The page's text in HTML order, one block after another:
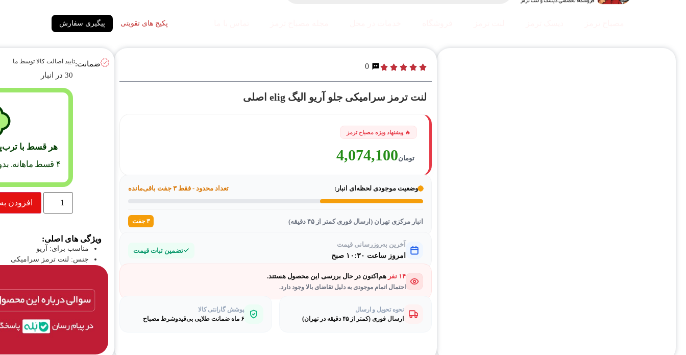
پکیج های تقویتی پیگیری سفارش
0
لنت ترمز سرامیکی جلو آریو الیگ elig اصلی
تومان4,074,100
وضعیت موجودی لحظه‌ای انبار: تعداد محدود - فقط ۳ جفت باقی‌مانده
انبار مرکزی تهران (ارسال فوری کمتر از ۴۵ دقیقه) ۳ جفت
آخرین به‌روزرسانی قیمت
امروز ساعت ۱۰:۳۰ صبح
تضمین ثبات قیمت
۱۴ نفر هم‌اکنون در حال بررسی این محصول هستند.
احتمال اتمام موجودی به دلیل تقاضای بالا وجود دارد.
نحوه تحویل و ارسال
ارسال فوری (کمتر از ۴۵ دقیقه در تهران)
پوشش گارانتی کالا
۶ ماه ضمانت طلایی بی‌قیدوشرط مصباح
ضمانت:تایید اصالت کالا توسط ما
30 در انبار
هر قسط با
۴ قسط ماهانه. بدون سود، چک و ضامن.
افزودن
ویژگی های اصلی:
مناسب برای: آریو
جنس: لنت ترمز سرامیکی
نوع محصول: لنت ترمز
برند: الیگ